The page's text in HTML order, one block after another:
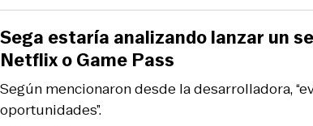
Según mencionaron desde la desarrolladora,
oportunidades”.
Sega estaría analizando lanzar un
Netflix o Game Pass